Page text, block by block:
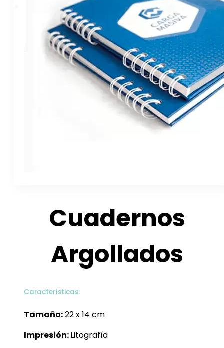
Papelería Comercial
Cuadernos
Argollados
Características:
Tamaño:22 x 14 cm
Impresión:Litografía